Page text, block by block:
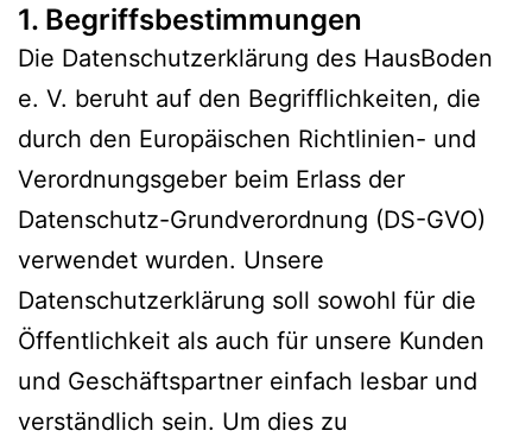
1. Begriffsbestimmungen
Die Datenschutzerklärung des HausBoden
e. V. beruht auf den Begrifflichkeiten, die
durch den Europäischen Richtlinien- und
Verordnungsgeber beim Erlass der
Datenschutz-Grundverordnung (DS-GVO)
verwendet wurden. Unsere
Datenschutzerklärung soll sowohl für die
Öffentlichkeit als auch für unsere Kunden
und Geschäftspartner einfach lesbar und
verständlich sein. Um dies zu